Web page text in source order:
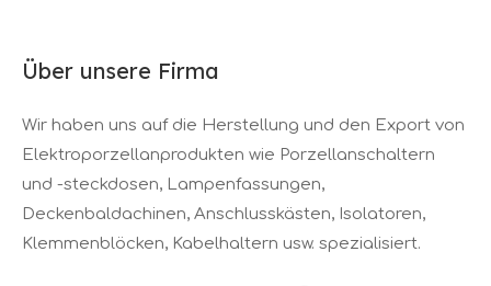
Über unsere Firma
Wir haben uns auf die Herstellung und den Export von
Elektroporzellanprodukten wie Porzellanschaltern
und -steckdosen, Lampenfassungen,
Deckenbaldachinen, Anschlusskästen, Isolatoren,
Klemmenblöcken, Kabelhaltern usw. spezialisiert.